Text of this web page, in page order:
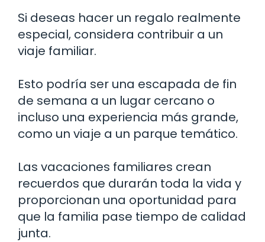
Si deseas hacer un regalo realmente
especial, considera contribuir a un
viaje familiar.
Esto podría ser una escapada de fin
de semana a un lugar cercano o
incluso una experiencia más grande,
como un viaje a un parque temático.
Las vacaciones familiares crean
recuerdos que durarán toda la vida y
proporcionan una oportunidad para
que la familia pase tiempo de calidad
junta.